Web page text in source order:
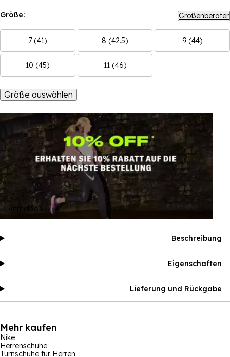
Größe: Größenberater
7 (41) 8 (42.5) 9 (44)
10 (45) 11 (46)
Größe auswählen
Anmelden
Beschreibung
Eigenschaften
Lieferung und Rückgabe
Mehr kaufen
Nike
Herrenschuhe
Turnschuhe für Herren